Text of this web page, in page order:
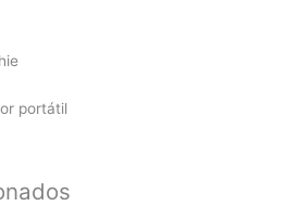
portátil